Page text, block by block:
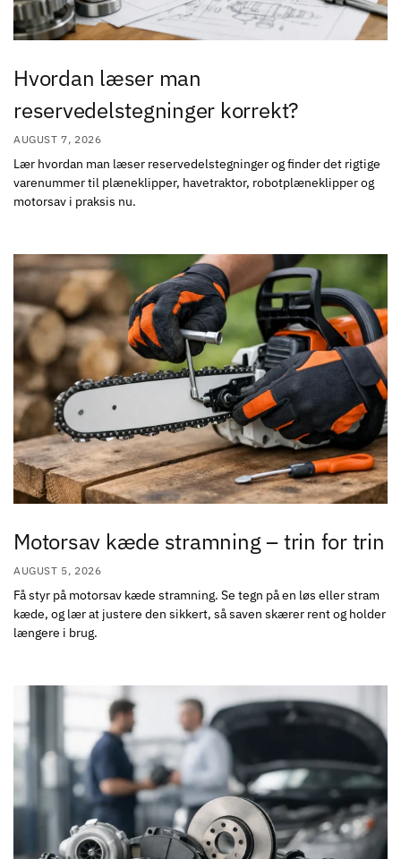
Hvordan læser man
reservedelstegninger korrekt?
AUGUST 7, 2026
Lær hvordan man læser reservedelstegninger og finder det rigtige
varenummer til plæneklipper, havetraktor, robotplæneklipper og
motorsav i praksis nu.
Motorsav kæde stramning – trin for trin
AUGUST 5, 2026
Få styr på motorsav kæde stramning. Se tegn på en løs eller stram
kæde, og lær at justere den sikkert, så saven skærer rent og holder
længere i brug.